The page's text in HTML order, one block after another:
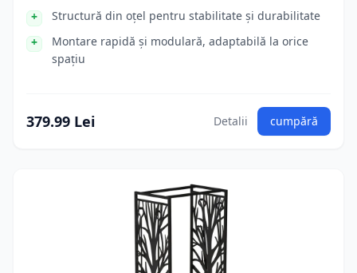
Structură din oțel pentru stabilitate și durabilitate
Montare rapidă și modulară, adaptabilă la orice
spațiu
379.99 Lei Detalii cumpără